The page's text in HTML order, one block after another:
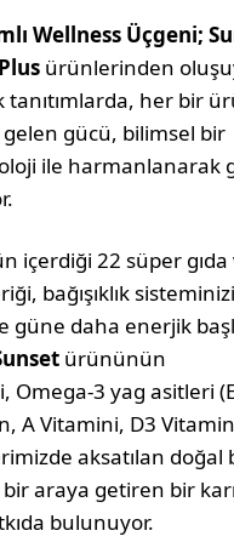
Wellness Üçgeni;
ürünlerinden
tanıtımlarda, her bir
gelen gücü, bilimsel bir
ile harmanlanarak
içerdiği 22 süper gıda
bağışıklık sisteminizi
güne daha enerjik
ürününün
Omega-3 yag asitleri
A Vitamini, D3
aksatılan doğal
araya getiren bir
bulunuyor.